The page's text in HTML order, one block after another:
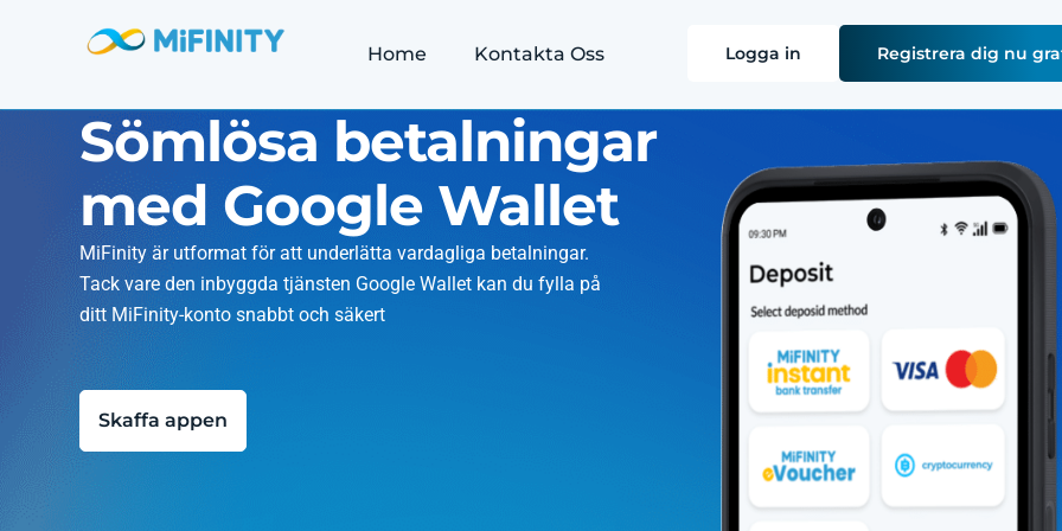
Home Kontakta Oss Logga in Registrera dig nu
Sömlösa betalningar
med Google Wallet
MiFinity är utformat för att underlätta vardagliga betalningar.
Tack vare den inbyggda tjänsten Google Wallet kan du fylla på
ditt MiFinity-konto snabbt och säkert
Skaffa appen